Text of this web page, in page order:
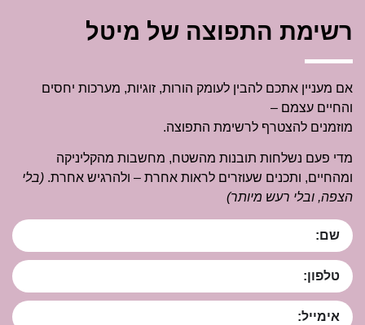
רשימת התפוצה של מיטל
אם מעניין אתכם להבין לעומק הורות, זוגיות, מערכות יחסים
והחיים עצמם –
מוזמנים להצטרף לרשימת התפוצה.
מדי פעם נשלחות תובנות מהשטח, מחשבות מהקליניקה
ומהחיים, ותכנים שעוזרים לראות אחרת – ולהרגיש אחרת. (בלי
הצפה, ובלי רעש מיותר)